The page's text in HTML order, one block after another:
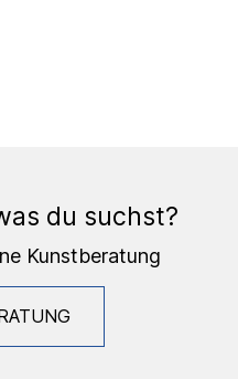
du suchst?
Kunstberatung